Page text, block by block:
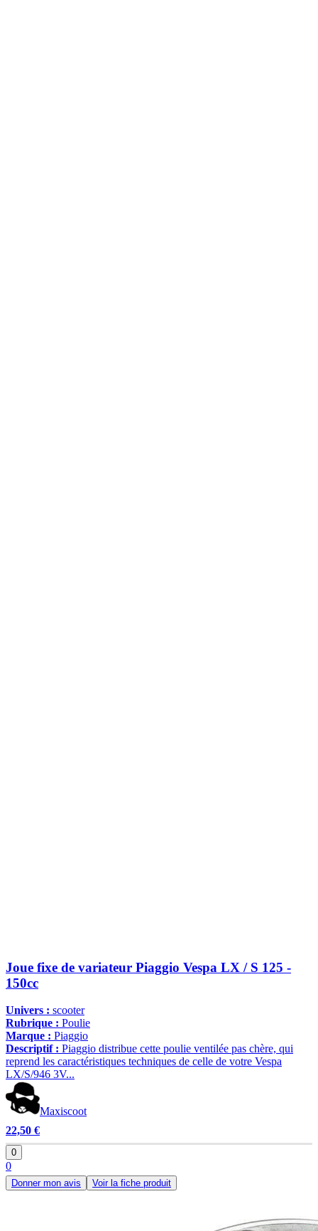
Joue fixe de variateur Piaggio Vespa LX / S 125 -
150cc
Univers : scooter
Rubrique : Poulie
Marque : Piaggio
Descriptif : Piaggio distribue cette poulie ventilée pas chère, qui
reprend les caractéristiques techniques de celle de votre Vespa
LX/S/946 3V...
Maxiscoot
22,50 €
0
0
Donner mon avis Voir la fiche produit